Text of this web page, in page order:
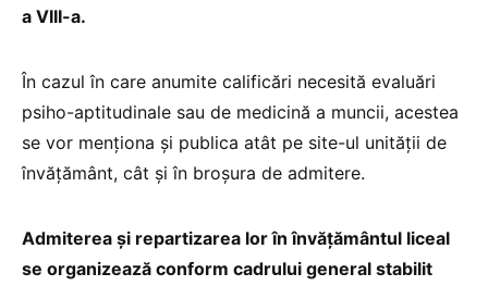
a VIII-a.
În cazul în care anumite calificări necesită evaluări
psiho-aptitudinale sau de medicină a muncii, acestea
se vor menționa și publica atât pe site-ul unității de
învățământ, cât și în broșura de admitere.
Admiterea și repartizarea lor în învățământul liceal
se organizează conform cadrului general stabilit